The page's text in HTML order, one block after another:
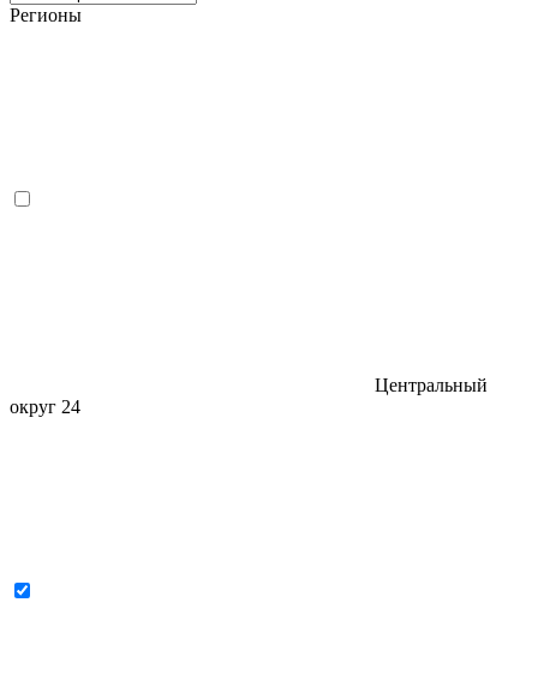
Регионы
Центральный
округ 24